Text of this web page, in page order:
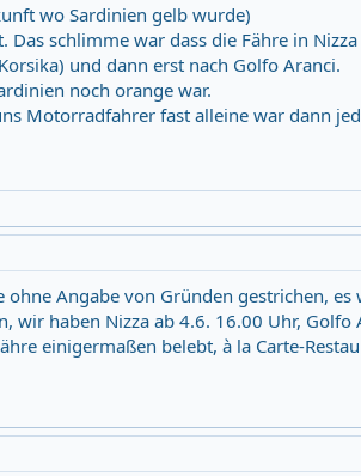
wo Sardinien gelb wurde)
schlimme war dass die Fähre in Nizza
und dann erst nach Golfo Aranci.
noch orange war.
Motorradfahrer fast alleine war dann
Angabe von Gründen gestrichen, es
wir haben Nizza ab 4.6. 16.00 Uhr, Golfo
einigermaßen belebt, à la Carte-